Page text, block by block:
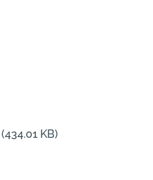
(434.01 KB)